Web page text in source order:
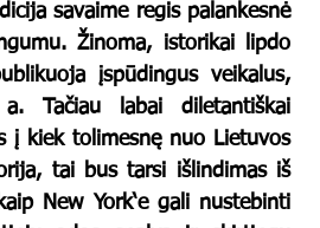
savaime regis palankesnė
Žinoma, istorikai lipdo
įspūdingus veikalus,
Tačiau labai diletantiškai
į kiek tolimesnę nuo Lietuvos
tai bus tarsi išlindimas iš
New York‘e gali nustebinti